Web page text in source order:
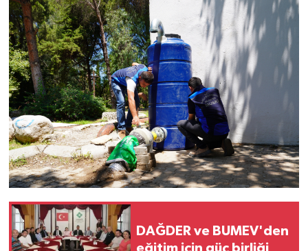
DAĞDER ve BUMEV'den
eğitim için güç birliği